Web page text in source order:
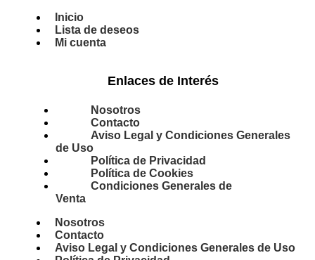
Inicio
Lista de deseos
Mi cuenta
Enlaces de Interés
Nosotros
Contacto
Aviso Legal y Condiciones Generales
de Uso
Política de Privacidad
Política de Cookies
Condiciones Generales de
Venta
Nosotros
Contacto
Aviso Legal y Condiciones Generales de Uso